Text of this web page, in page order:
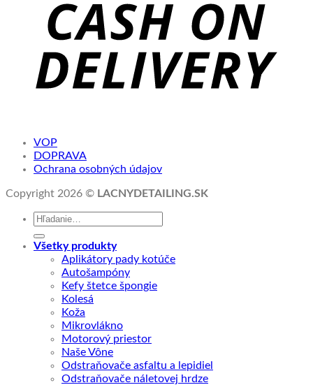
VOP
DOPRAVA
Ochrana osobných údajov
Copyright 2026 © LACNYDETAILING.SK
Hľadať:
Všetky produkty
Aplikátory pady kotúče
Autošampóny
Kefy štetce špongie
Kolesá
Koža
Mikrovlákno
Motorový priestor
Naše Vône
Odstraňovače asfaltu a lepidiel
Odstraňovače náletovej hrdze